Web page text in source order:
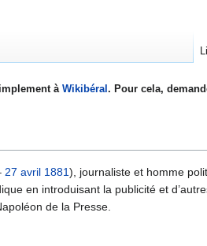
àWikibéral . Pour cela,
27 avril 1881), journaliste et homme
en introduisant la publicité et
de la Presse.